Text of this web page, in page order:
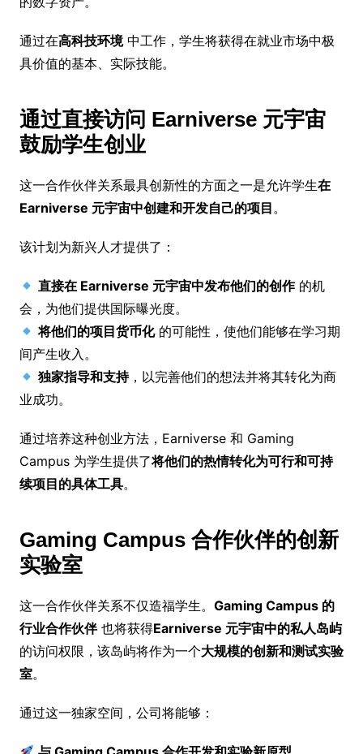
通过在高科技环境中工作，学生将获得在就业市场中极
具价值的基本、实际技能。
通过直接访问 Earniverse 元宇宙
鼓励学生创业
这一合作伙伴关系最具创新性的方面之一是允许学生在
Earniverse 元宇宙中创建和开发自己的项目。
该计划为新兴人才提供了：
直接在 Earniverse 元宇宙中发布他们的创作的机
会，为他们提供国际曝光度。
将他们的项目货币化的可能性，使他们能够在学习期
间产生收入。
独家指导和支持，以完善他们的想法并将其转化为商
业成功。
通过培养这种创业方法，Earniverse 和 Gaming
Campus 为学生提供了将他们的热情转化为可行和可持
续项目的具体工具。
Gaming Campus 合作伙伴的创新
实验室
这一合作伙伴关系不仅造福学生。 Gaming Campus 的
行业合作伙伴也将获得Earniverse 元宇宙中的私人岛屿
的访问权限，该岛屿将作为一个大规模的创新和测试实验
室。
通过这一独家空间，公司将能够：